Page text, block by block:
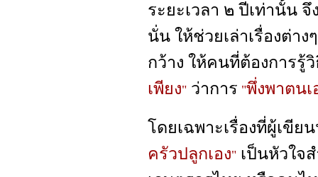
ระยะเวลา ๒ ปีเท่านั้น
นั่น ให้ช่วยเล่าเรื่องต่าง
กว้าง ให้คนที่ต้องการรู้
เพียง" ว่าการ "พึ่งพาตนเ
โดยเฉพาะเรื่องที่ผู้เขีย
ครัวปลูกเอง" เป็นหัวใจ